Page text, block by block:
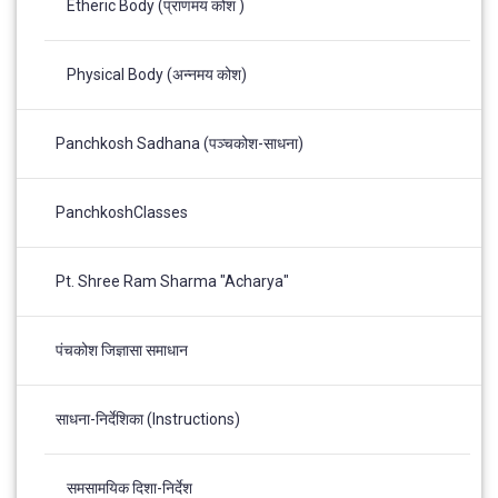
Etheric Body (प्राणमय कोश )
Physical Body (अन्नमय कोश)
Panchkosh Sadhana (पञ्चकोश-साधना)
PanchkoshClasses
Pt. Shree Ram Sharma "Acharya"
पंचकोश जिज्ञासा समाधान
साधना-निर्देशिका (Instructions)
समसामयिक दिशा-निर्देश